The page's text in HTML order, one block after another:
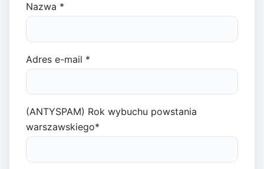
Nazwa *
Adres e-mail *
(ANTYSPAM) Rok wybuchu powstania
warszawskiego*